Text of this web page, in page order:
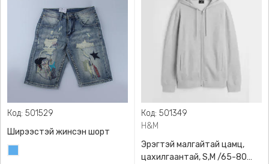
Код: 501529
Ширээстэй жинсэн шорт
Код: 501349
H&M
Эрэгтэй малгайтай цамц,
цахилгаантай, S,M /65-80